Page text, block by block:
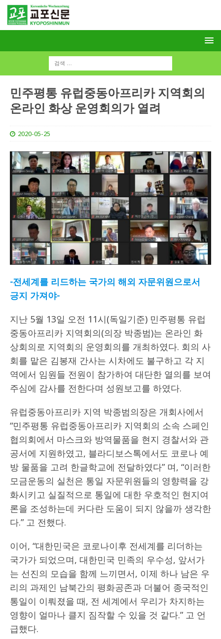
민주평통 유럽중동아프리카 지역회의
온라인 화상 운영회의가 열려
2020-05-25
-전세계를 리드하는 국가의 해외 자문위원으로서
긍지 가져야-
지난 5월 13일 오전 11시(독일기준) 민주평통 유럽
중동아프리카 지역회의(의장 박종범)는 온라인 화
상회의로 지역회의 운영회의를 개최하였다. 회의 사
회를 맡은 김봉재 간사는 시차에도 불구하고 각 지
역에서 임원들 전원이 참가하여 대단한 열의를 보여
주심에 감사를 전한다며 성원보고를 하였다.
유럽중동아프리카 지역 박종범의장은 개회사에서
“민주평통 유럽중동아프리카 지역회의 소속 스페인
협의회에서 마스크와 방역물품을 현지 경찰서와 관
공서에 지원하였고, 블라디보스톡에서도 코로나 예
방 물품을 고려 한글학교에 전달하였다” 며, “이러한
모금운동의 실천은 통일 자문위원들의 영향력을 강
화시키고 실질적으로 통일에 대한 우호적인 현지여
론을 조성하는데 커다란 도움이 되지 않을까 생각한
다.” 고 전했다.
이어, “대한민국은 코로나이후 전세계를 리더하는
국가가 되었으며, 대한민국 민족의 우수성, 앞서가
는 선진의 모습을 함께 느끼면서, 이제 하나 남은 우
리의 과제인 남북간의 평화공존과 더불어 종국적인
통일이 이뤄졌을 때, 전 세계에서 우리가 차지하는
영향이 얼마나 클지 짐작할 수 있을 것 같다.” 고 언
급했다.